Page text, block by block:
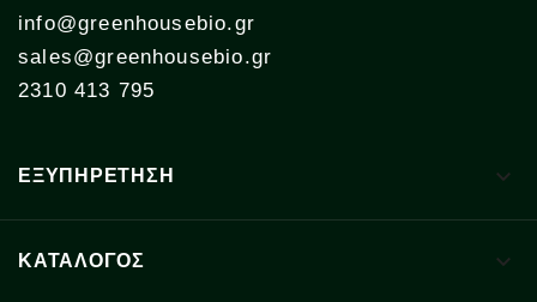
info@greenhousebio.gr
sales@greenhousebio.gr
2310 413 795
ΕΞΥΠΗΡΕΤΗΣΗ 
ΚΑΤΑΛΟΓΟΣ 